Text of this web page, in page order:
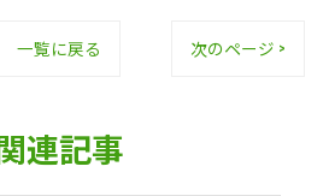
一覧に戻る 次のページ >
連記事